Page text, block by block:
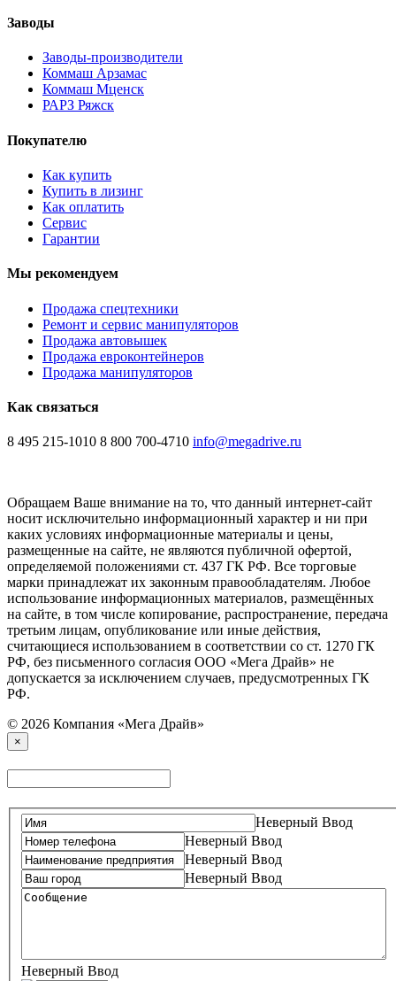
Заводы
Заводы-производители
Коммаш Арзамас
Коммаш Мценск
РАРЗ Ряжск
Покупателю
Как купить
Купить в лизинг
Как оплатить
Сервис
Гарантии
Мы рекомендуем
Продажа спецтехники
Ремонт и сервис манипуляторов
Продажа автовышек
Продажа евроконтейнеров
Продажа манипуляторов
Как связаться
8 495 215-1010 8 800 700-4710 info@megadrive.ru
Обращаем Ваше внимание на то, что данный интернет-сайт
носит исключительно информационный характер и ни при
каких условиях информационные материалы и цены,
размещенные на сайте, не являются публичной офертой,
определяемой положениями ст. 437 ГК РФ. Все торговые
марки принадлежат их законным правообладателям. Любое
использование информационных материалов, размещённых
на сайте, в том числе копирование, распространение, передача
третьим лицам, опубликование или иные действия,
считающиеся использованием в соответствии со ст. 1270 ГК
РФ, без письменного согласия ООО «Мега Драйв» не
допускается за исключением случаев, предусмотренных ГК
РФ.
© 2026 Компания «Мега Драйв»
×
Неверный Ввод
Неверный Ввод
Неверный Ввод
Неверный Ввод
Неверный Ввод